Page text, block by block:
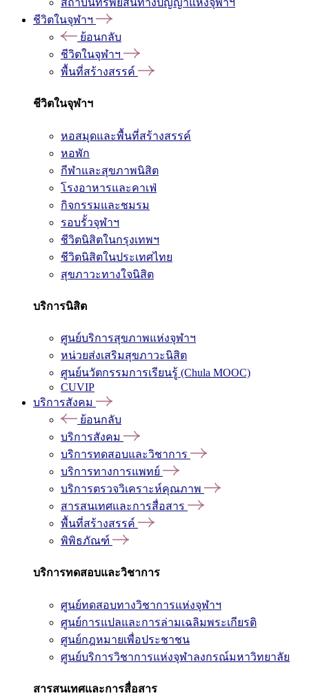
สถาบันทรัพย์สินทางปัญญาแห่งจุฬาฯ
ชีวิตในจุฬาฯ
ย้อนกลับ
ชีวิตในจุฬาฯ
พื้นที่สร้างสรรค์
ชีวิตในจุฬาฯ
หอสมุดและพื้นที่สร้างสรรค์
หอพัก
กีฬาและสุขภาพนิสิต
โรงอาหารและคาเฟ่
กิจกรรมและชมรม
รอบรั้วจุฬาฯ
ชีวิตนิสิตในกรุงเทพฯ
ชีวิตนิสิตในประเทศไทย
สุขภาวะทางใจนิสิต
บริการนิสิต
ศูนย์บริการสุขภาพแห่งจุฬาฯ
หน่วยส่งเสริมสุขภาวะนิสิต
ศูนย์นวัตกรรมการเรียนรู้ (Chula MOOC)
CUVIP
บริการสังคม
ย้อนกลับ
บริการสังคม
บริการทดสอบและวิชาการ
บริการทางการแพทย์
บริการตรวจวิเคราะห์คุณภาพ
สารสนเทศและการสื่อสาร
พื้นที่สร้างสรรค์
พิพิธภัณฑ์
บริการทดสอบและวิชาการ
ศูนย์ทดสอบทางวิชาการแห่งจุฬาฯ
ศูนย์การแปลและการล่ามเฉลิมพระเกียรติ
ศูนย์กฎหมายเพื่อประชาชน
ศูนย์บริการวิชาการแห่งจุฬาลงกรณ์มหาวิทยาลัย
สารสนเทศและการสื่อสาร